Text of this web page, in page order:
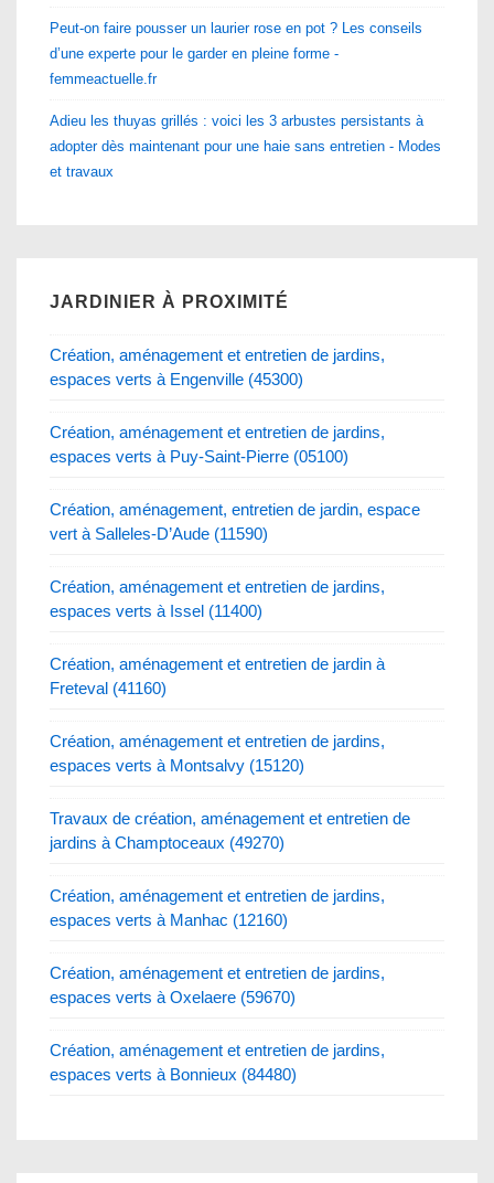
Peut-on faire pousser un laurier rose en pot ? Les conseils
d’une experte pour le garder en pleine forme -
femmeactuelle.fr
Adieu les thuyas grillés : voici les 3 arbustes persistants à
adopter dès maintenant pour une haie sans entretien - Modes
et travaux
JARDINIER À PROXIMITÉ
Création, aménagement et entretien de jardins,
espaces verts à Engenville (45300)
Création, aménagement et entretien de jardins,
espaces verts à Puy-Saint-Pierre (05100)
Création, aménagement, entretien de jardin, espace
vert à Salleles-D’Aude (11590)
Création, aménagement et entretien de jardins,
espaces verts à Issel (11400)
Création, aménagement et entretien de jardin à
Freteval (41160)
Création, aménagement et entretien de jardins,
espaces verts à Montsalvy (15120)
Travaux de création, aménagement et entretien de
jardins à Champtoceaux (49270)
Création, aménagement et entretien de jardins,
espaces verts à Manhac (12160)
Création, aménagement et entretien de jardins,
espaces verts à Oxelaere (59670)
Création, aménagement et entretien de jardins,
espaces verts à Bonnieux (84480)